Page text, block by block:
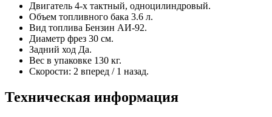
Двигатель 4-х тактный, одноцилиндровый.
Объем топливного бака 3.6 л.
Вид топлива Бензин АИ-92.
Диаметр фрез 30 см.
Задний ход Да.
Вес в упаковке 130 кг.
Скорости: 2 вперед / 1 назад.
Техническая информация